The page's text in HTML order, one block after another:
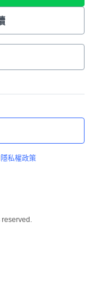
隱私權政策